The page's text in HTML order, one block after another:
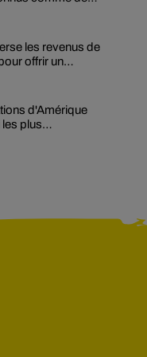
les revenus de
offrir un
d'Amérique
les plus